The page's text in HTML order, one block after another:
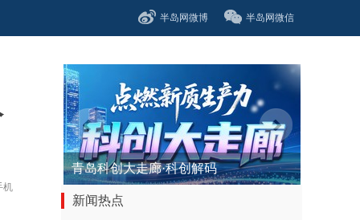
半岛网微博 半岛网微信
机
青岛科创大走廊·科创解码
新闻热点